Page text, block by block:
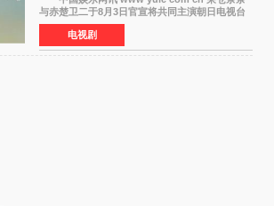
与赤楚卫二于8月3日官宣将共同主演朝日电视台
日剧《兄妹》（10月开播，每周六晚10点播
出）。这也是荣仓奈奈继TBS剧集《为了N》之
后，暌违12年再度担
电视剧